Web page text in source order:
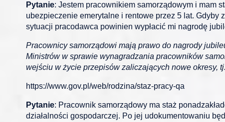
Pytanie: Jestem pracownikiem samorządowym i mam
ubezpieczenie emerytalne i rentowe przez 5 lat. Gdyby
sytuacji pracodawca powinien wypłacić mi nagrodę
Pracownicy samorządowi mają prawo do nagrody
Ministrów w sprawie wynagradzania pracowników
wejściu w życie przepisów zaliczających nowe okresy,
https://www.gov.pl/web/rodzina/staz-pracy-qa
Pytanie: Pracownik samorządowy ma staż
działalności gospodarczej. Po jej udokumentowaniu